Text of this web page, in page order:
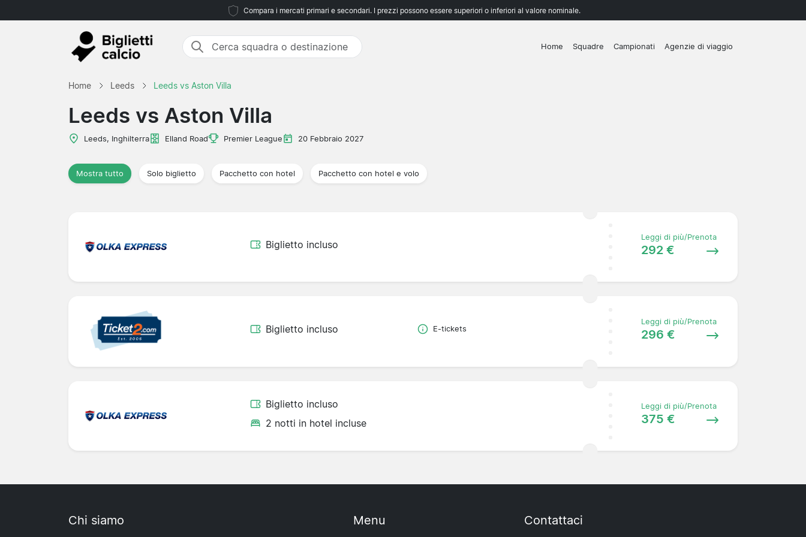
Compara i mercati primari e secondari. I prezzi possono essere superiori o inferiori al valore nominale.
Home Squadre Campionati Agenzie di viaggio
Home Leeds Leeds vs Aston Villa
Leeds vs Aston Villa
Leeds, Inghilterra Elland Road Premier League 20 Febbraio 2027
Mostra tutto Solo biglietto Pacchetto con hotel Pacchetto con hotel e volo
Biglietto incluso
Leggi di più/Prenota
292 €
Biglietto incluso E-tickets
Leggi di più/Prenota
296 €
Biglietto incluso
2 notti in hotel incluse
Leggi di più/Prenota
375 €
Chi siamo Menu Contattaci